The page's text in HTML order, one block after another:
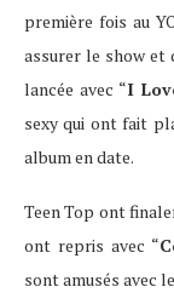
première fois au
assurer le show
lancée avec “I
sexy qui ont fait
album en date.
Teen Top ont
ont repris avec “
sont amusés avec